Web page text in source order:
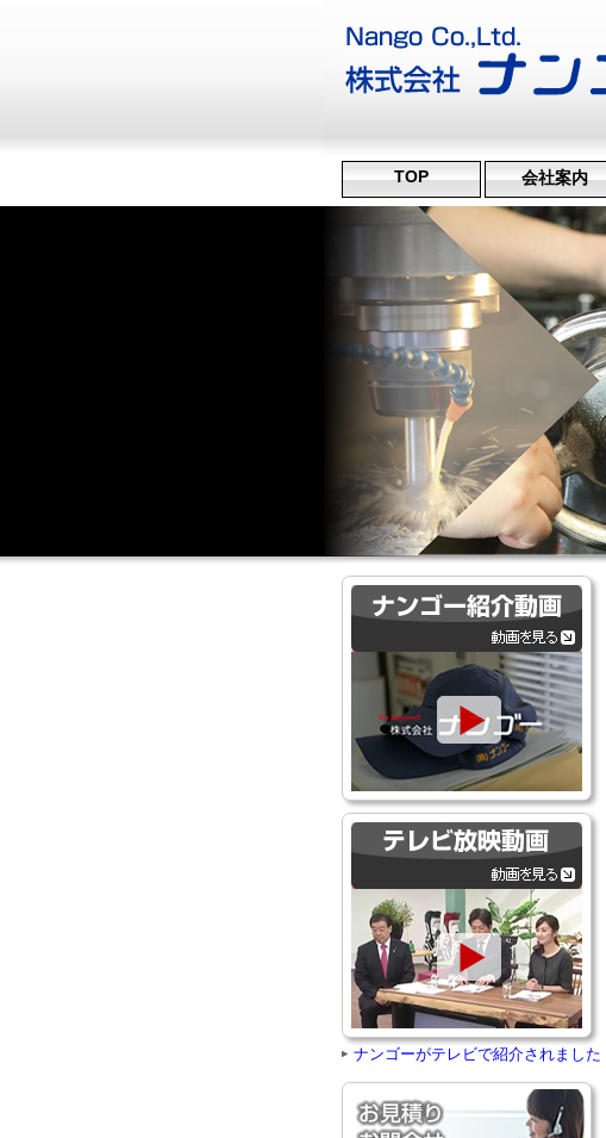
TOP
会社案内
ミッション
会社概要
機械設備
沿革・受賞歴
ナンゴーがテレビで紹介されました